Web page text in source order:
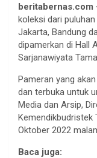
beritabernas.com
koleksi dari
Jakarta, Bandung
dipamerkan di Hall
Sarjanawiyata
Pameran yang
dan terbuka untuk
Media dan Arsip,
Kemendikbudristek
Oktober 2022
Baca juga: